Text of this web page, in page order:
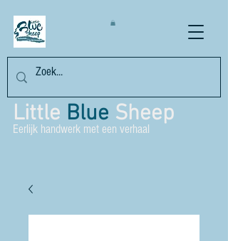
Little Blue Sheep
Eerlijk handwerk met een verhaal